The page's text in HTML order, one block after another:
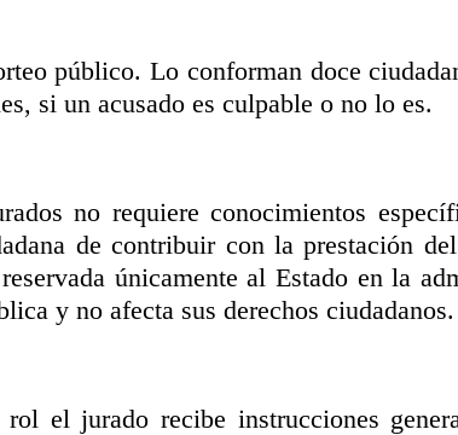
público. Lo conforman doce
si un acusado es culpable o no lo es.
no requiere conocimientos
de contribuir con la prestación
únicamente al Estado en la
y no afecta sus derechos ciudadanos.
rol el jurado recibe instrucciones